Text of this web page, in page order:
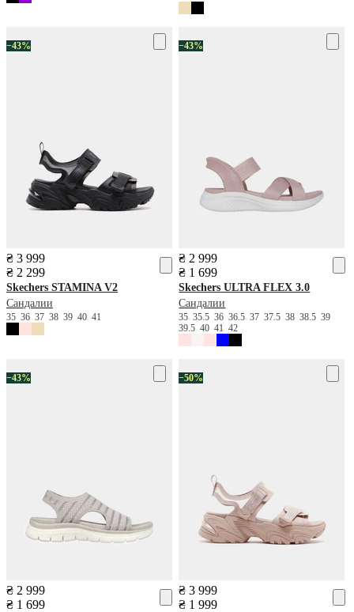
−43%
₴ 3 999
₴ 2 299
Skechers STAMINA V2
Сандалии
35 36 37 38 39 40 41
−43%
₴ 2 999
₴ 1 699
Skechers ULTRA FLEX 3.0
Сандалии
3535.53636.53737.53838.539
39.5404142
−43%
₴ 2 999
₴ 1 699
−50%
₴ 3 999
₴ 1 999